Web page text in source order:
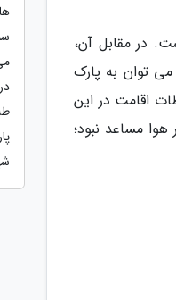
در مقابل آن،
می توان به پارک
لحظات اقامت در این
مساعد نبود؛